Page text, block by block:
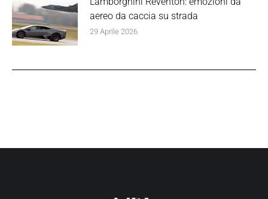
aereo da caccia su strada
29 Aprile 2026